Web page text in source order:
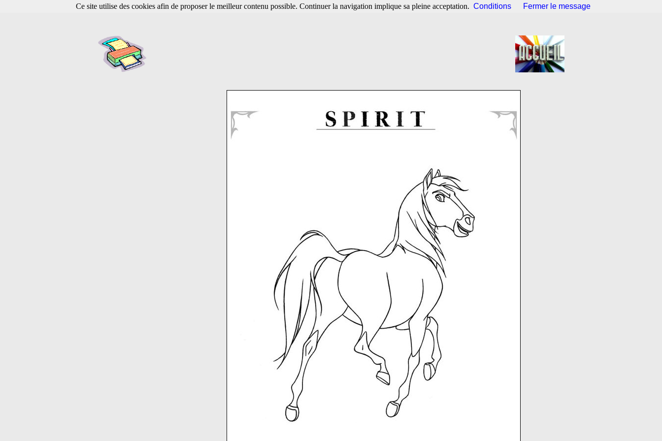
Ce site utilise des cookies afin de proposer le meilleur contenu possible. Continuer la navigation implique sa pleine acceptation. Conditions Fermer le message